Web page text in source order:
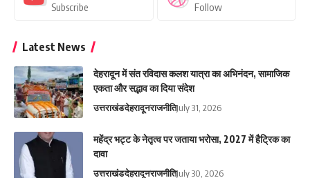
Subscribe Follow
Latest News
देहरादून में संत रविदास कलश यात्रा का अभिनंदन, सामाजिक
एकता और सद्भाव का दिया संदेश
उत्तराखंडदेहरादूनराजनीतिJuly 31, 2026
महेंद्र भट्ट के नेतृत्व पर जताया भरोसा, 2027 में हैट्रिक का
दावा
उत्तराखंडदेहरादूनराजनीतिJuly 30, 2026